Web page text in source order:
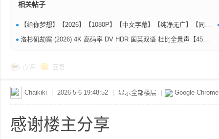
相关帖子
• 【给你梦想】【2026】【1080P】【中文字幕】【纯净无广】【同步更新】✅️
• 洛杉矶劫案 (2026) 4K 高码率 DV HDR 国英双语 杜比全景声【45G】 特效中文字幕【犯罪101/国道大劫案】.
点评 回复
Chaikiki 2026-5-6 19:48:52 显示全部楼层 Google
感谢楼主分享